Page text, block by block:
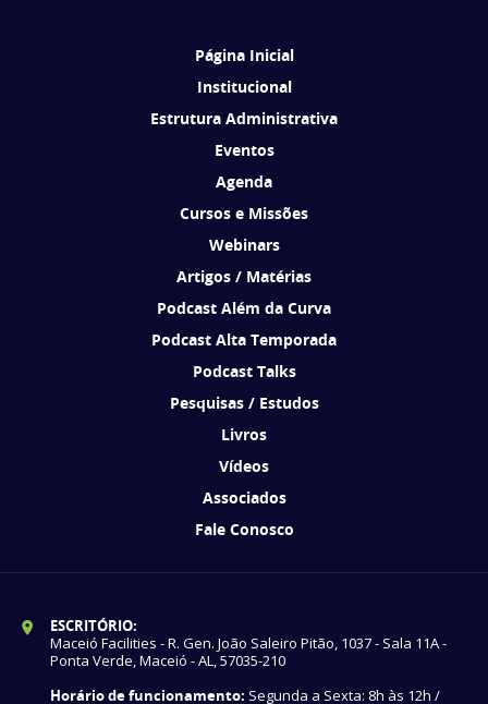
Página Inicial
Institucional
Estrutura Administrativa
Eventos
Agenda
Cursos e Missões
Webinars
Artigos / Matérias
Podcast Além da Curva
Podcast Alta Temporada
Podcast Talks
Pesquisas / Estudos
Livros
Vídeos
Associados
Fale Conosco
ESCRITÓRIO:
Maceió Facilities - R. Gen. João Saleiro Pitão, 1037 - Sala 11A -
Ponta Verde, Maceió - AL, 57035-210
Horário de funcionamento: Segunda a Sexta: 8h às 12h /